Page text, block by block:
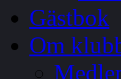
Gästbok
Om